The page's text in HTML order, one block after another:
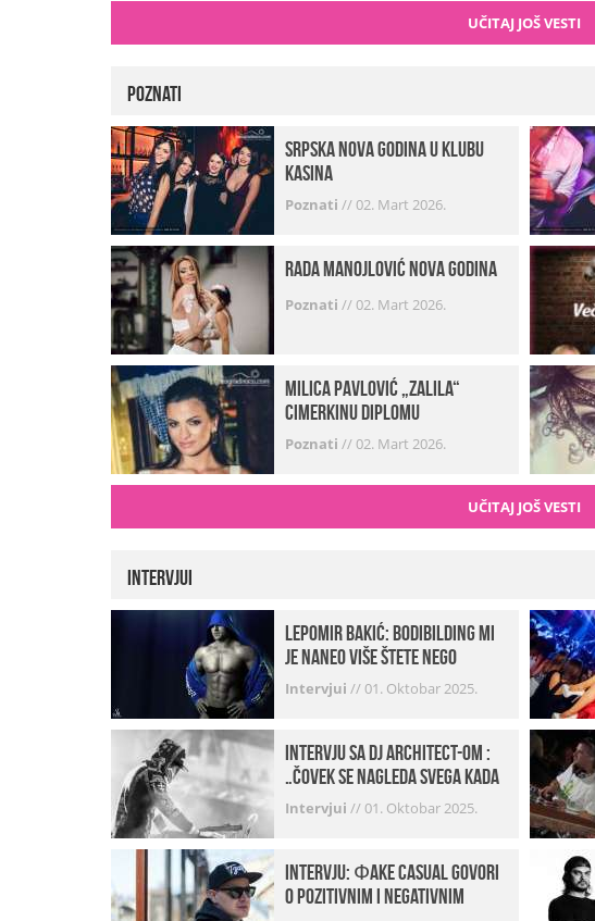
UČITAJ JOŠ VESTI
Poznati
Srpska Nova godina u klubu
Kasina
Poznati //02. Mart 2026.
Rada Manojlović Nova godina
Poznati //02. Mart 2026.
Milica Pavlović „zalila“
cimerkinu diplomu
Poznati //02. Mart 2026.
UČITAJ JOŠ VESTI
Intervjui
Lepomir Bakić: Bodibilding mi
je naneo više štete nego
koristi!
Intervjui //01. Oktobar 2025.
Intervju sa DJ Architect-om :
„Čovek se nagleda svega kada
je noćni život u pitanju. U
klubovima najmanje vidim
Intervjui //01. Oktobar 2025.
INTERVJU: Фake Casual govori
o pozitivnim i negativnim